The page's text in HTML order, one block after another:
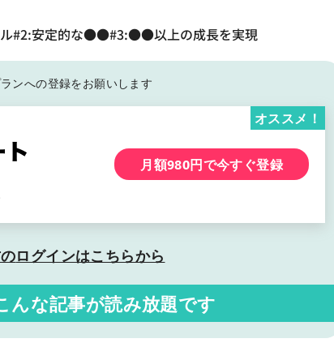
#2:安定的な●●#3:●●以上の成長を実現
ンへの登録をお願いします
オススメ！
月額980円で今すぐ登録
ログインはこちらから
んな記事が読み放題です